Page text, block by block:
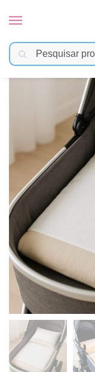
Início Passeio / Carrinho